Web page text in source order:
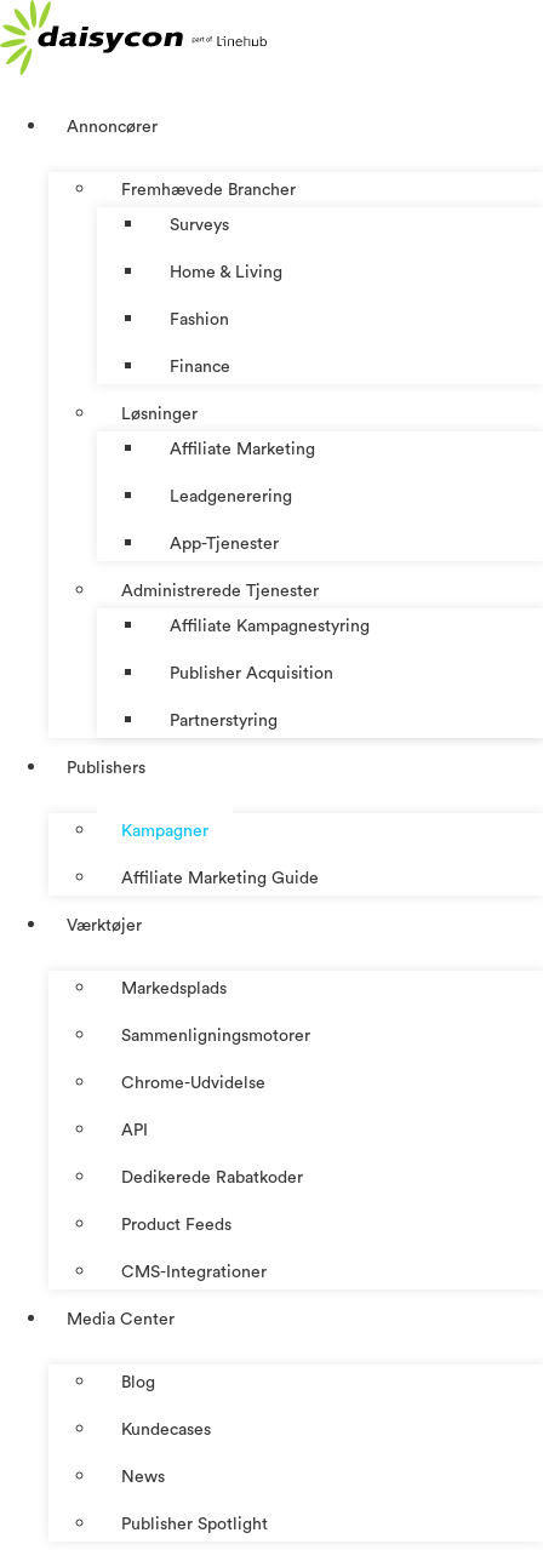
Videre
til
indhold
Annoncører
Fremhævede Brancher
Surveys
Home & Living
Fashion
Finance
Løsninger
Affiliate Marketing
Leadgenerering
App-Tjenester
Administrerede Tjenester
Affiliate Kampagnestyring
Publisher Acquisition
Partnerstyring
Publishers
Kampagner
Affiliate Marketing Guide
Værktøjer
Markedsplads
Sammenligningsmotorer
Chrome-Udvidelse
API
Dedikerede Rabatkoder
Product Feeds
CMS-Integrationer
Media Center
Blog
Kundecases
News
Publisher Spotlight